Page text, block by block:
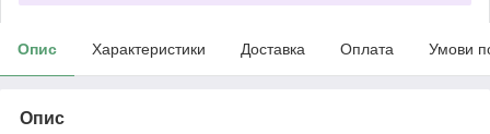
Опис Характеристики Доставка Оплата Умови
Опис